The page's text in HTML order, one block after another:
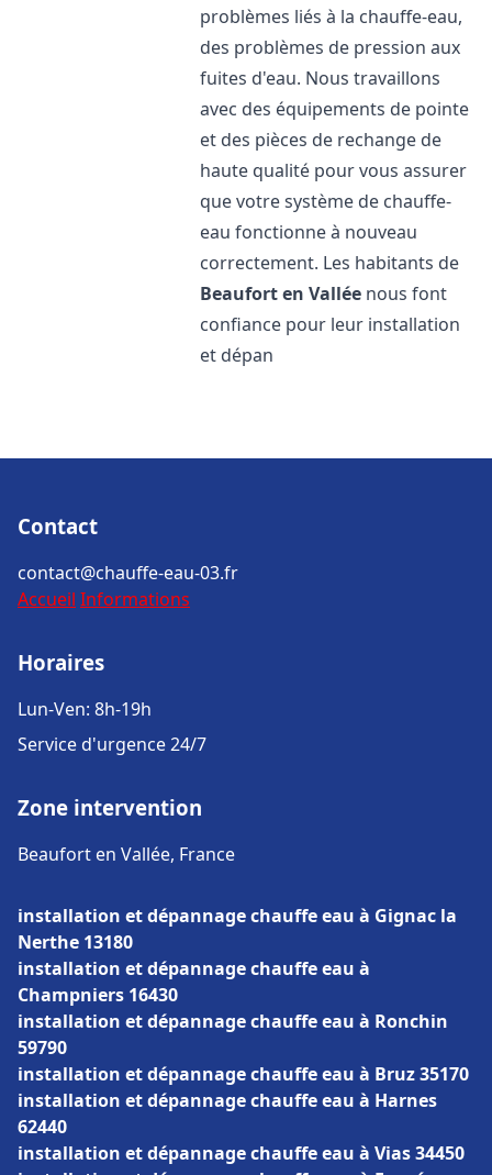
problèmes liés à la chauffe-eau,
des problèmes de pression aux
fuites d'eau. Nous travaillons
avec des équipements de pointe
et des pièces de rechange de
haute qualité pour vous assurer
que votre système de chauffe-
eau fonctionne à nouveau
correctement. Les habitants de
Beaufort en Vallée nous font
confiance pour leur installation
et dépan
Contact
contact@chauffe-eau-03.fr
Accueil Informations
Horaires
Lun-Ven: 8h-19h
Service d'urgence 24/7
Zone intervention
Beaufort en Vallée, France
installation et dépannage chauffe eau à Gignac la
Nerthe 13180
installation et dépannage chauffe eau à
Champniers 16430
installation et dépannage chauffe eau à Ronchin
59790
installation et dépannage chauffe eau à Bruz 35170
installation et dépannage chauffe eau à Harnes
62440
installation et dépannage chauffe eau à Vias 34450